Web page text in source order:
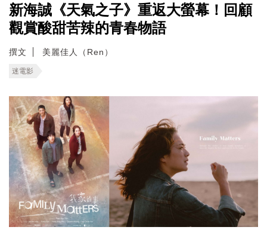
新海誠《天氣之子》重返大螢幕！回顧
觀賞酸甜苦辣的青春物語
撰文 美麗佳人（Ren）
迷電影